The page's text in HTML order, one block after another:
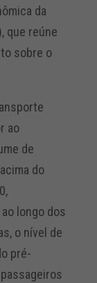
da
que reúne
sobre o
ao
de
do
longo dos
o nível de
pré-